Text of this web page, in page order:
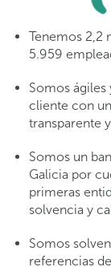
Tenemos 2,2
5.959
Somos
cliente con
transparente
Somos un
Galicia por
primeras
solvencia y
Somos
referencias